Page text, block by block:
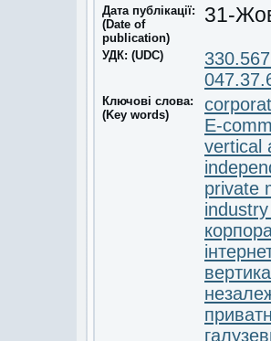
Дата публікації:
(Date of
publication)
31-
УДК: (UDC)
Ключові слова:
(Key words)
E-
vertical
private